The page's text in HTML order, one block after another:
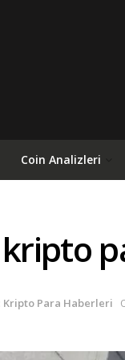
Coin Analizleri
Kripto Para Haberleri